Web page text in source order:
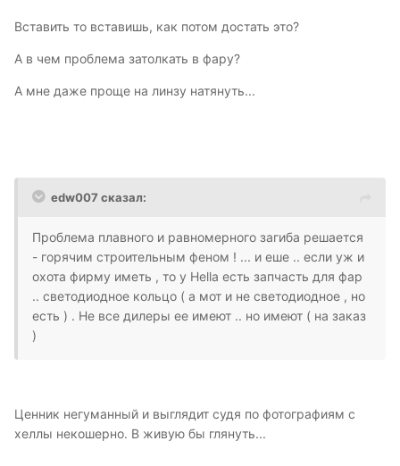
Вставить то вставишь, как потом достать это?
А в чем проблема затолкать в фару?
А мне даже проще на линзу натянуть...
edw007 сказал:
Проблема плавного и равномерного загиба решается
- горячим строительным феном ! ... и еше .. если уж и
охота фирму иметь , то у Hella есть запчасть для фар
.. светодиодное кольцо ( а мот и не светодиодное , но
есть ) . Не все дилеры ее имеют .. но имеют ( на заказ
)
Ценник негуманный и выглядит судя по фотографиям с
хеллы некошерно. В живую бы глянуть...